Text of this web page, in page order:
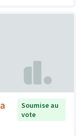
Soumise au
vote